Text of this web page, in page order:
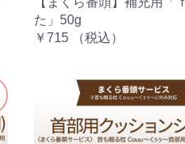
た」50g
￥715
（税込）